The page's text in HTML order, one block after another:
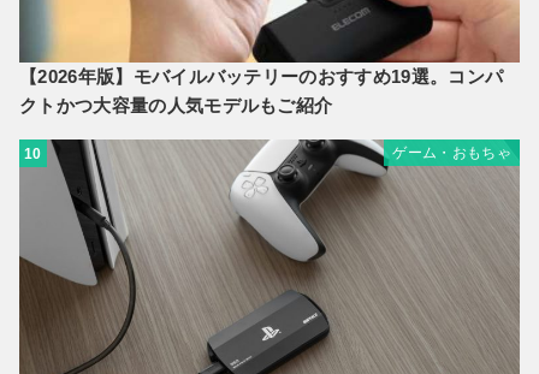
【2026年版】モバイルバッテリーのおすすめ19選。コンパ
クトかつ大容量の人気モデルもご紹介
10 ゲーム・おもちゃ